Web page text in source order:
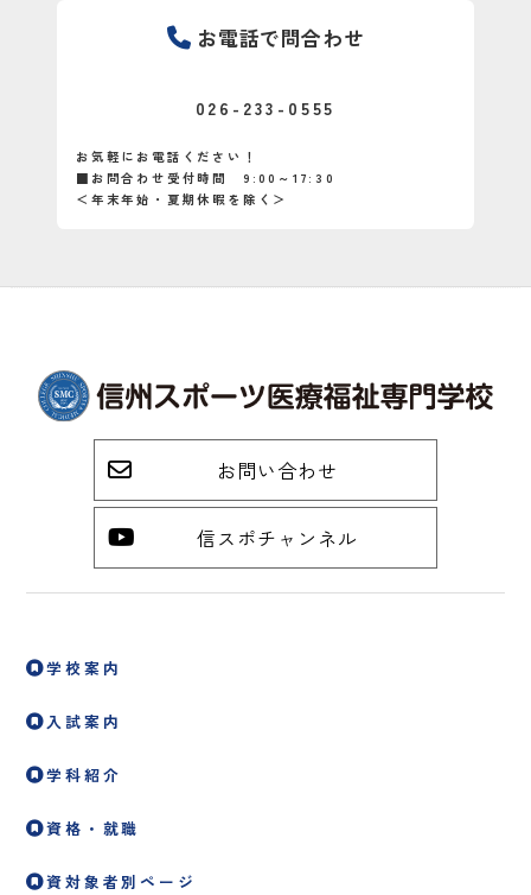
お電話で問合わせ
026-233-0555
お気軽にお電話ください！
■お問合わせ受付時間 9:00～17:30
＜年末年始・夏期休暇を除く＞
お問い合わせ
信スポチャンネル
学校案内
入試案内
学科紹介
資格・就職
資対象者別ページ